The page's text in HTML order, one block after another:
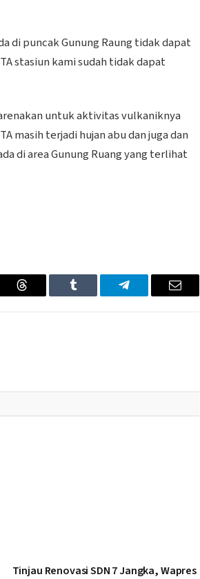
di puncak Gunung Raung tidak dapat
stasiun kami sudah tidak dapat
untuk aktivitas vulkaniknya
masih terjadi hujan abu dan juga dan
di area Gunung Ruang yang terlihat
Threads Tumblr Telegram Email
Tinjau Renovasi SDN 7 Jangka, Wapres